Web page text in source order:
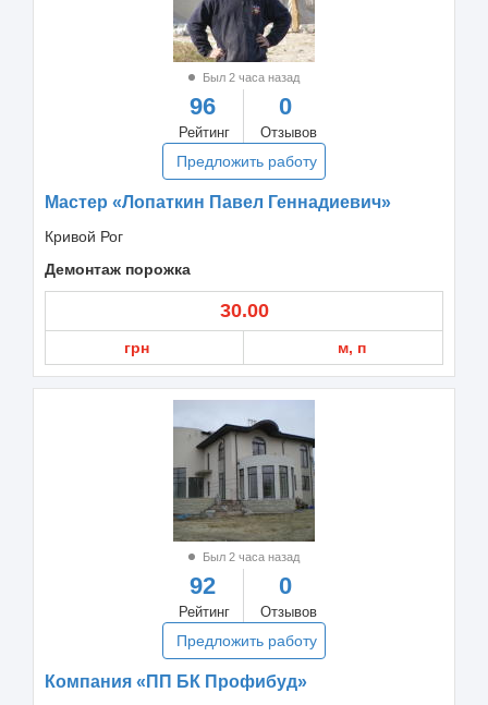
Был 2 часа назад
96
Рейтинг
0
Отзывов
Предложить работу
Мастер «Лопаткин Павел Геннадиевич»
Кривой Рог
Демонтаж порожка
30.00
грн м, п
Был 2 часа назад
92
Рейтинг
0
Отзывов
Предложить работу
Компания «ПП БК Профибуд»